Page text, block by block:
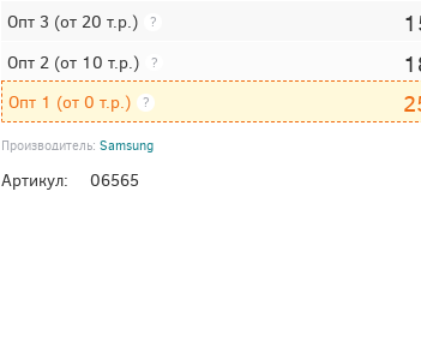
Опт 3 (от 20 т.р.) ?
Опт 2 (от 10 т.р.) ?
Опт 1 (от 0 т.р.) ?
Производитель:Samsung
Артикул: 06565